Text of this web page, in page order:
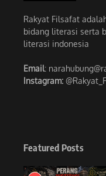
Rakyat Filsafat
bidang literasi serta
literasi indonesia
Email:
Instagram:
Featured Posts